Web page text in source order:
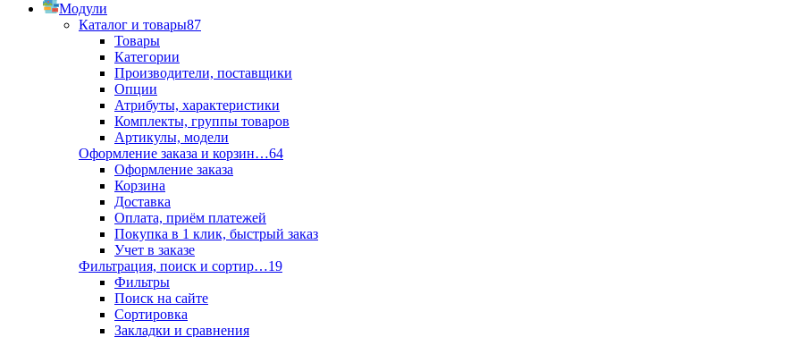
Модули
Каталог и товары87
Товары
Категории
Производители, поставщики
Опции
Атрибуты, характеристики
Комплекты, группы товаров
Артикулы, модели
Оформление заказа и корзин…64
Оформление заказа
Корзина
Доставка
Оплата, приём платежей
Покупка в 1 клик, быстрый заказ
Учет в заказе
Фильтрация, поиск и сортир…19
Фильтры
Поиск на сайте
Сортировка
Закладки и сравнения